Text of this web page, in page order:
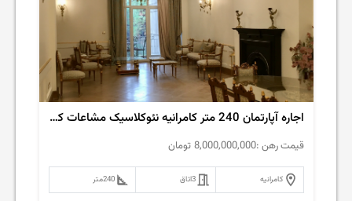
اجاره آپارتمان 240 متر کامرانیه نئوکلاسیک مشاعات کامل
قیمت رهن :8,000,000,000 تومان
کامرانیه 3اتاق 240متر